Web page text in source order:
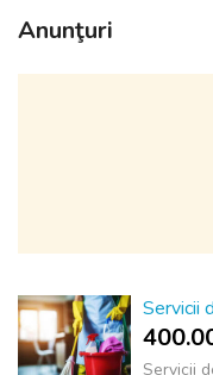
Anunţuri
Servicii
Servicii